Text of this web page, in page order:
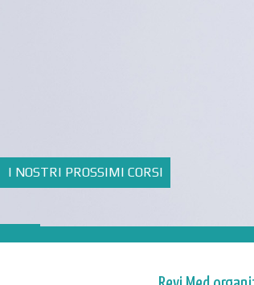
I NOSTRI PROSSIMI CORSI